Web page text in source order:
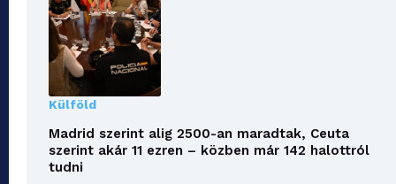
Külföld
Madrid szerint alig 2500-an maradtak, Ceuta
szerint akár 11 ezren – közben már 142 halottról
tudni